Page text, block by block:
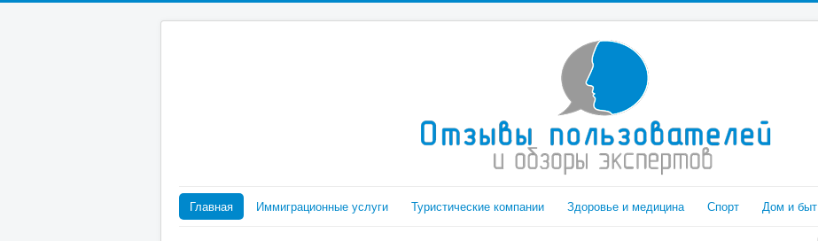
Главная Иммиграционные услуги Туристические компании Здоровье и медицина Спорт Дом и быт